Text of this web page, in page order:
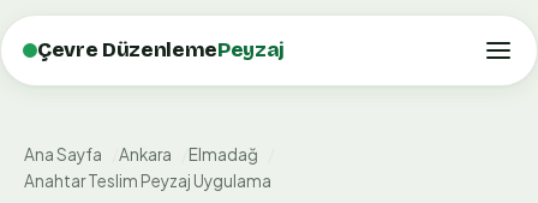
Çevre DüzenlemePeyzaj
Ana Sayfa Ankara
Elmadağ
Anahtar Teslim Peyzaj Uygulama